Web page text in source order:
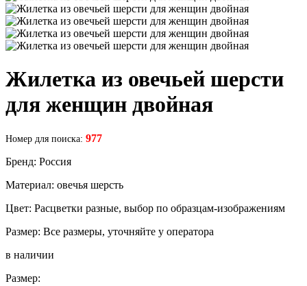
Жилетка из овечьей шерсти
для женщин двойная
Номер для поиска: 977
Бренд: Россия
Материал: овечья шерсть
Цвет: Расцветки разные, выбор по образцам-изображениям
Размер: Все размеры, уточняйте у оператора
в наличии
Размер: